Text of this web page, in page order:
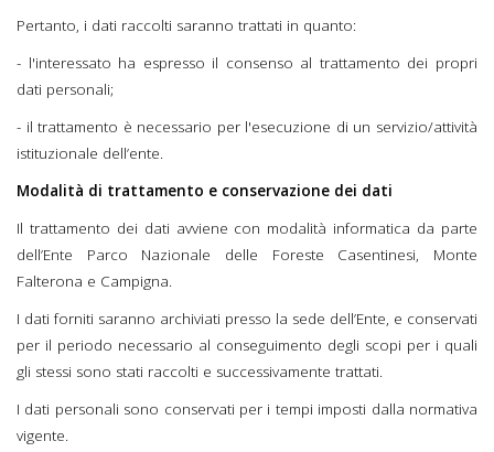
Pertanto, i dati raccolti saranno trattati in quanto:
- l'interessato ha espresso il consenso al trattamento dei propri
dati personali;
- il trattamento è necessario per l'esecuzione di un servizio/attività
istituzionale dell’ente.
Modalità di trattamento e conservazione dei dati
Il trattamento dei dati avviene con modalità informatica da parte
dell’Ente Parco Nazionale delle Foreste Casentinesi, Monte
Falterona e Campigna.
I dati forniti saranno archiviati presso la sede dell’Ente, e conservati
per il periodo necessario al conseguimento degli scopi per i quali
gli stessi sono stati raccolti e successivamente trattati.
I dati personali sono conservati per i tempi imposti dalla normativa
vigente.